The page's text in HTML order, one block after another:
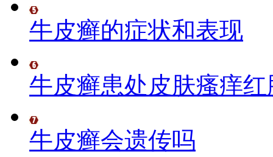
牛皮癣的症状和表现
牛皮癣患处皮肤瘙痒
牛皮癣会遗传吗